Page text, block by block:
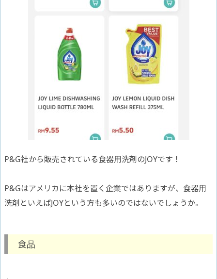
P&G社から販売されている食器用洗剤のJOYです！
P&Gはアメリカに本社を置く企業ではありますが、食器用
洗剤といえばJOYという方も多いのではないでしょうか。
食品